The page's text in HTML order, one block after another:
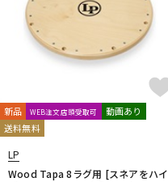
新品 WEB注文店頭受取可
動画あり
送料無料
LP
Wood Tapa 8ラグ用 [スネアをハイ